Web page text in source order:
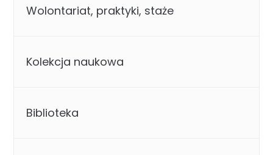
Wolontariat, praktyki, staże
Kolekcja naukowa
Biblioteka